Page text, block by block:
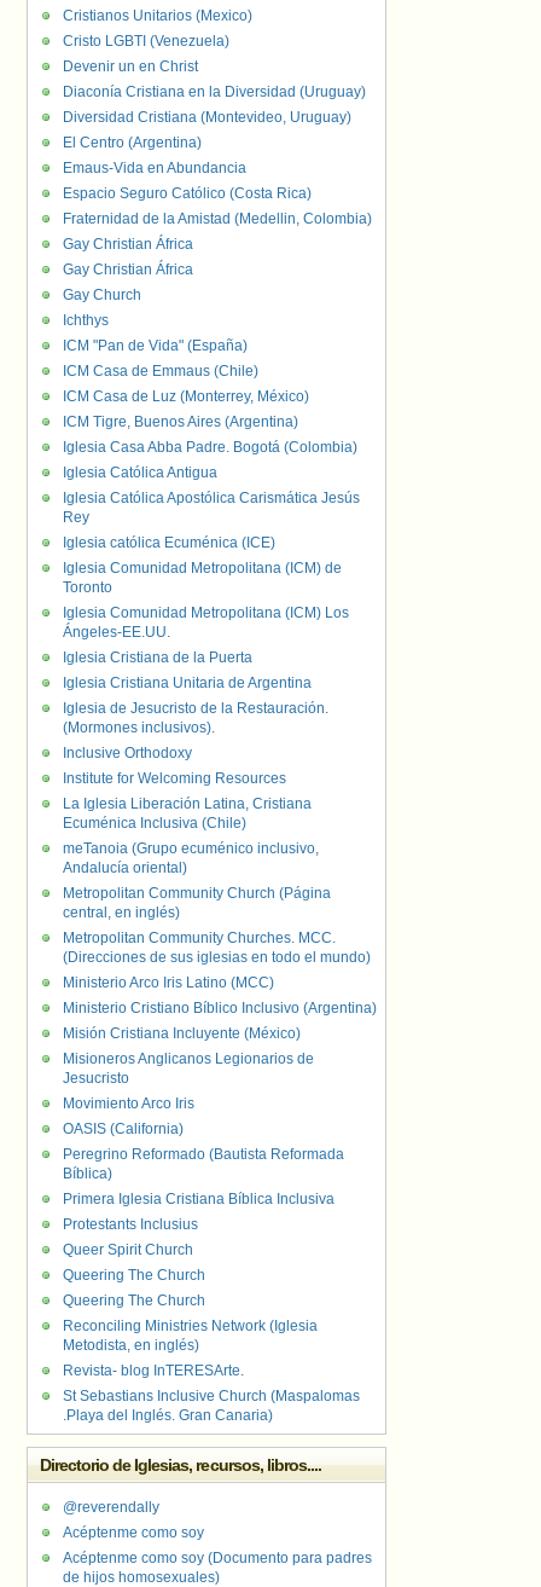
Cristianos Unitarios (Mexico)
Cristo LGBTI (Venezuela)
Devenir un en Christ
Diaconía Cristiana en la Diversidad (Uruguay)
Diversidad Cristiana (Montevideo, Uruguay)
El Centro (Argentina)
Emaus-Vida en Abundancia
Espacio Seguro Católico (Costa Rica)
Fraternidad de la Amistad (Medellin, Colombia)
Gay Christian África
Gay Christian África
Gay Church
Ichthys
ICM "Pan de Vida" (España)
ICM Casa de Emmaus (Chile)
ICM Casa de Luz (Monterrey, México)
ICM Tigre, Buenos Aires (Argentina)
Iglesia Casa Abba Padre. Bogotá (Colombia)
Iglesia Católica Antigua
Iglesia Católica Apostólica Carismática Jesús
Rey
Iglesia católica Ecuménica (ICE)
Iglesia Comunidad Metropolitana (ICM) de
Toronto
Iglesia Comunidad Metropolitana (ICM) Los
Ángeles-EE.UU.
Iglesia Cristiana de la Puerta
Iglesia Cristiana Unitaria de Argentina
Iglesia de Jesucristo de la Restauración.
(Mormones inclusivos).
Inclusive Orthodoxy
Institute for Welcoming Resources
La Iglesia Liberación Latina, Cristiana
Ecuménica Inclusiva (Chile)
meTanoia (Grupo ecuménico inclusivo,
Andalucía oriental)
Metropolitan Community Church (Página
central, en inglés)
Metropolitan Community Churches. MCC.
(Direcciones de sus iglesias en todo el mundo)
Ministerio Arco Iris Latino (MCC)
Ministerio Cristiano Bíblico Inclusivo (Argentina)
Misión Cristiana Incluyente (México)
Misioneros Anglicanos Legionarios de
Jesucristo
Movimiento Arco Iris
OASIS (California)
Peregrino Reformado (Bautista Reformada
Bíblica)
Primera Iglesia Cristiana Bíblica Inclusiva
Protestants Inclusius
Queer Spirit Church
Queering The Church
Queering The Church
Reconciling Ministries Network (Iglesia
Metodista, en inglés)
Revista- blog InTERESArte.
St Sebastians Inclusive Church (Maspalomas
.Playa del Inglés. Gran Canaria)
Directorio de Iglesias, recursos, libros....
@reverendally
Acéptenme como soy
Acéptenme como soy (Documento para padres
de hijos homosexuales)